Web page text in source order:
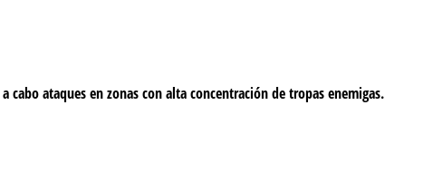
ataques en zonas con alta concentración de tropas enemigas.